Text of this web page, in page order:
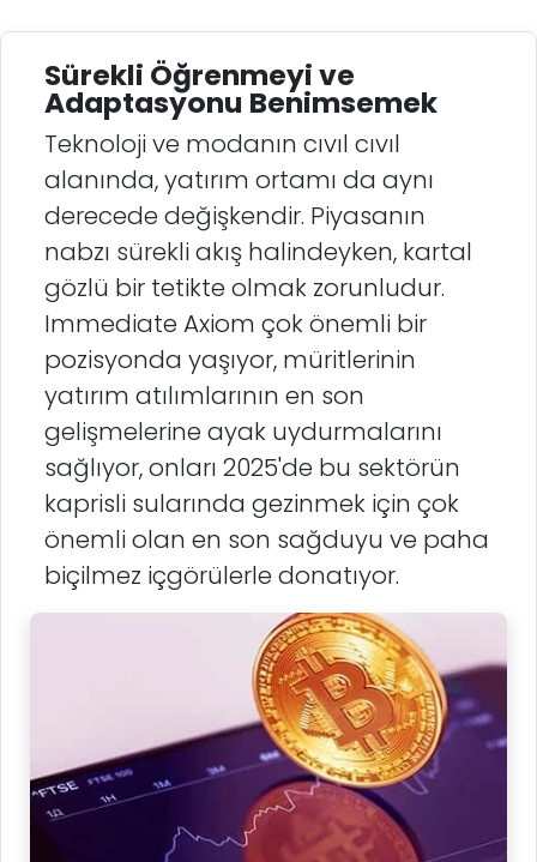
Sürekli Öğrenmeyi ve
Adaptasyonu Benimsemek
Teknoloji ve modanın cıvıl cıvıl
alanında, yatırım ortamı da aynı
derecede değişkendir. Piyasanın
nabzı sürekli akış halindeyken, kartal
gözlü bir tetikte olmak zorunludur.
Immediate Axiom çok önemli bir
pozisyonda yaşıyor, müritlerinin
yatırım atılımlarının en son
gelişmelerine ayak uydurmalarını
sağlıyor, onları 2025'de bu sektörün
kaprisli sularında gezinmek için çok
önemli olan en son sağduyu ve paha
biçilmez içgörülerle donatıyor.